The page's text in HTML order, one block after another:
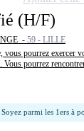
(H/F)
- 59 - LILLE
vous pourrez exercer
pourrez
Soyez parmi les 1ers à